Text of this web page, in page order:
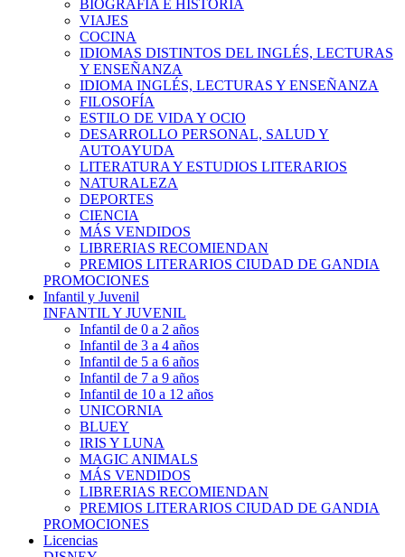
BIOGRAFÍA E HISTÓRIA
VIAJES
COCINA
IDIOMAS DISTINTOS DEL INGLÉS, LECTURAS
Y ENSEÑANZA
IDIOMA INGLÉS, LECTURAS Y ENSEÑANZA
FILOSOFÍA
ESTILO DE VIDA Y OCIO
DESARROLLO PERSONAL, SALUD Y
AUTOAYUDA
LITERATURA Y ESTUDIOS LITERARIOS
NATURALEZA
DEPORTES
CIENCIA
MÁS VENDIDOS
LIBRERIAS RECOMIENDAN
PREMIOS LITERARIOS CIUDAD DE GANDIA
PROMOCIONES
Infantil y Juvenil
INFANTIL Y JUVENIL
Infantil de 0 a 2 años
Infantil de 3 a 4 años
Infantil de 5 a 6 años
Infantil de 7 a 9 años
Infantil de 10 a 12 años
UNICORNIA
BLUEY
IRIS Y LUNA
MAGIC ANIMALS
MÁS VENDIDOS
LIBRERIAS RECOMIENDAN
PREMIOS LITERARIOS CIUDAD DE GANDIA
PROMOCIONES
Licencias